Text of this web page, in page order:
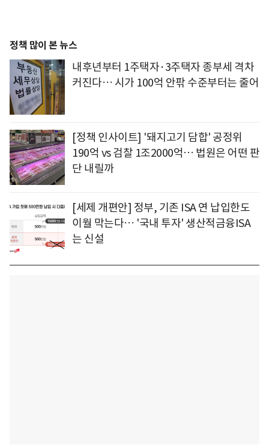
정책 많이 본 뉴스
내후년부터 1주택자·3주택자 종부세 격차
커진다… 시가 100억 안팎 수준부터는 줄어
[정책 인사이트] '돼지고기 담합' 공정위
190억 vs 검찰 1조2000억… 법원은 어떤 판
단 내릴까
[세제 개편안] 정부, 기존 ISA 연 납입한도
이월 막는다… '국내 투자' 생산적금융ISA
는 신설